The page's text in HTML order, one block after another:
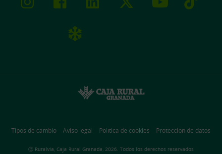
Tipos de cambio Aviso legal Política de cookies Protección de datos
Ⓒ Ruralvía, Caja Rural Granada, 2026. Todos los derechos reservados